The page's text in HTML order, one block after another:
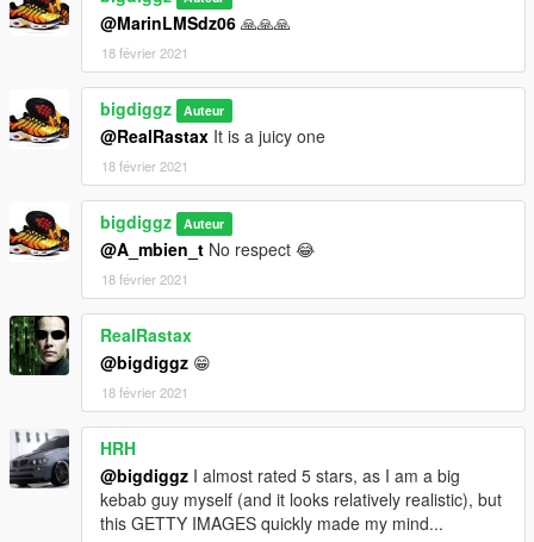
@MarinLMSdz06 🙏🙏🙏
18 février 2021
bigdiggz Auteur
@RealRastax It is a juicy one
18 février 2021
bigdiggz Auteur
@A_mbien_t No respect 😂
18 février 2021
RealRastax
@bigdiggz 😁
18 février 2021
HRH
@bigdiggz I almost rated 5 stars, as I am a big
kebab guy myself (and it looks relatively realistic), but
this GETTY IMAGES quickly made my mind...